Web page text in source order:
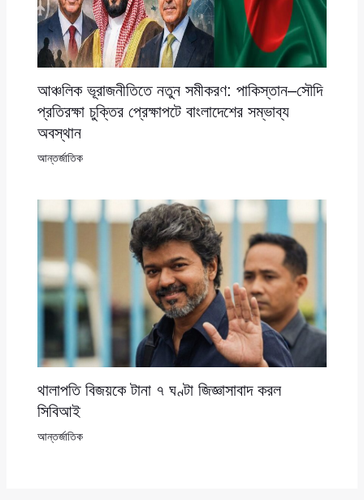
আঞ্চলিক ভূরাজনীতিতে নতুন সমীকরণ: পাকিস্তান–সৌদি
প্রতিরক্ষা চুক্তির প্রেক্ষাপটে বাংলাদেশের সম্ভাব্য
অবস্থান
আন্তর্জাতিক
থালাপতি বিজয়কে টানা ৭ ঘণ্টা জিজ্ঞাসাবাদ করল
সিবিআই
আন্তর্জাতিক